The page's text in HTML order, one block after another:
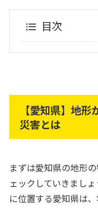
目次
【愛知県】地
災害とは
まずは愛知県の地形
ェックしていきまし
に位置する愛知県は